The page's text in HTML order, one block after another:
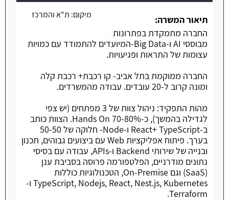
מיקום: ת"א והמרכז
תיאור המשרה:
החברה מתמקדת בפתרונות
מבוססי AI ו-Big Data-המיועדים להתמודד עם כמויות
עצומות של התראות ופגיעויות.
החברה ממוקמת בתל אביב- קו רכבת+ רכבת קלה
ומונה קרוב ל-20 עובדים. עבודה מהמשרדים.
מהות התפקיד: ניהול צוות של 3 מפתחים (יש צפי
לגדילה בהמשך), כ-70-80% Hands On. הצוות כותב
ב-React+ TypeScript ו-Node- חלוקה של 50-50
בערך. פיתוח אפליקציות Web עם ביצועים גבוהים, תכנון
ובנייה של שירותי Backend ו-APIs, עבודה עם בסיסי
נתונים מודרניים, הפלטפורמה פרוסה בסביבת ענן
(SaaS) וגם On-Premise, הטכנולוגיות כוללות
TypeScript, Nodejs, React, Nest.js, Kubernetes ו-
Terraform.